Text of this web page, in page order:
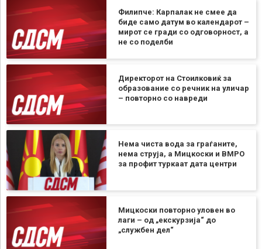
Филипче: Карпалак не смее да
биде само датум во календарот –
мирот се гради со одговорност, а
не со поделби
Директорот на Стоилковиќ за
образование со речник на уличар
– повторно со навреди
Нема чиста вода за граѓаните,
нема струја, а Мицкоски и ВМРО
за профит туркаат дата центри
Мицкоски повторно уловен во
лаги – од „екскурзија“ до
„службен дел“